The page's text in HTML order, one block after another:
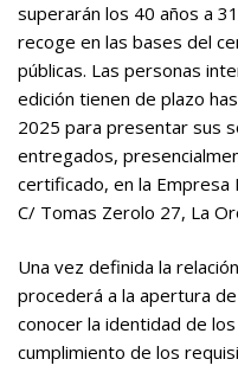
superarán los 40 años a
recoge en las bases del
públicas. Las personas
edición tienen de plazo
2025 para presentar sus
entregados,
certificado, en la Empresa
C/ Tomas Zerolo 27, La
Una vez definida la
procederá a la apertura
conocer la identidad de
cumplimiento de los